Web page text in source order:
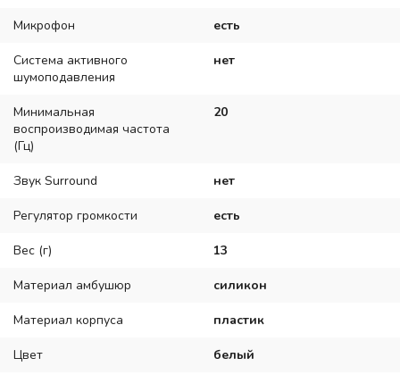
Микрофон есть
Система активного
шумоподавления
нет
Минимальная
воспроизводимая частота
(Гц)
20
Звук Surround нет
Регулятор громкости есть
Вес (г) 13
Материал амбушюр силикон
Материал корпуса пластик
Цвет белый